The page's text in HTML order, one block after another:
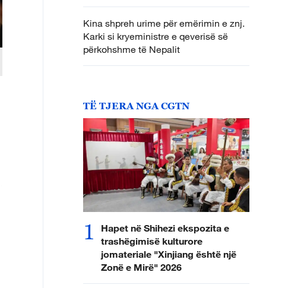
Kina shpreh urime për emërimin e znj.
Karki si kryeministre e qeverisë së
përkohshme të Nepalit
TË TJERA NGA CGTN
1
Hapet në Shihezi ekspozita e
trashëgimisë kulturore
jomateriale "Xinjiang është një
Zonë e Mirë" 2026